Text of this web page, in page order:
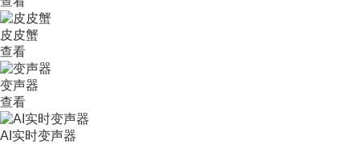
皮皮蟹
查看
变声器
查看
AI实时变声器